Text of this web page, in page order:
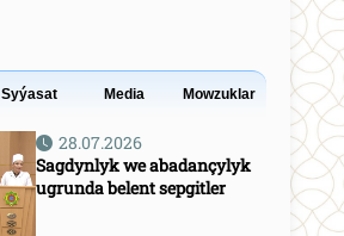
Syýasat Media Mowzuklar
28.07.2026
Sagdynlyk we abadançylyk
ugrunda belent sepgitler